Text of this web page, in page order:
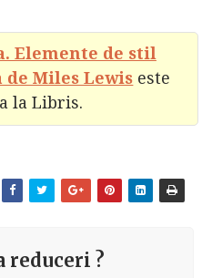
Elemente de stil
Miles Lewis este
la Libris.
reduceri ?